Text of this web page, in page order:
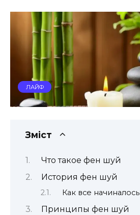
ЛАЙФ
Зміст
Что такое фен шуй
История фен шуй
Как все начиналось
Принципы фен шуй